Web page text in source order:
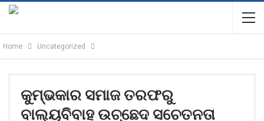
Home Uncategorized
କୁମ୍ଭକାର ସମାଜ ତରଫରୁ
ବାଲ୍ୟବିବାହ ଉଚ୍ଛେଦ ସଚେତନତା